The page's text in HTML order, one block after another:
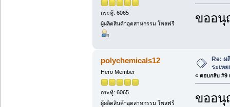
กระทู้: 6065
ผู้ผลิตสินค้าอุตสาหกรรม โพสฟรี
ขออนุ
polychemicals12
Hero Member
กระทู้: 6065
ผู้ผลิตสินค้าอุตสาหกรรม โพสฟรี
Re: ผ
ระเห
« ตอบกลับ #9
ขออนุ